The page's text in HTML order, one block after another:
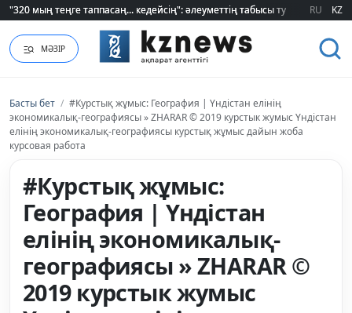
"320 мың теңге таппасаң... кедейсің": әлеуметтің табысы туралы түсінігі
"320 мың теңге таппасаң... кедейсің": әлеуметтің табысы туралы түсінігі
RU KZ
МӘЗІР
Басты бет / #Курстық жұмыс: География | Үндістан елінің
экономикалық-географиясы » ZHARAR © 2019 курстык жумыс Үндістан
елінің экономикалық-географиясы курстық жұмыс дайын жоба
курсовая работа
#Курстық жұмыс:
География | Үндістан
елінің экономикалық-
географиясы » ZHARAR ©
2019 курстык жумыс